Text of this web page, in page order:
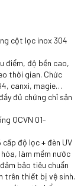
cột lọc inox 304
điểm, độ bền cao,
thời gian. Chức
canxi, magie…
đủ chứng chỉ sản
QCVN 01-
độ lọc + đèn UV
làm mềm nước
bảo tiêu chuẩn
trên thiết bị vệ sinh.